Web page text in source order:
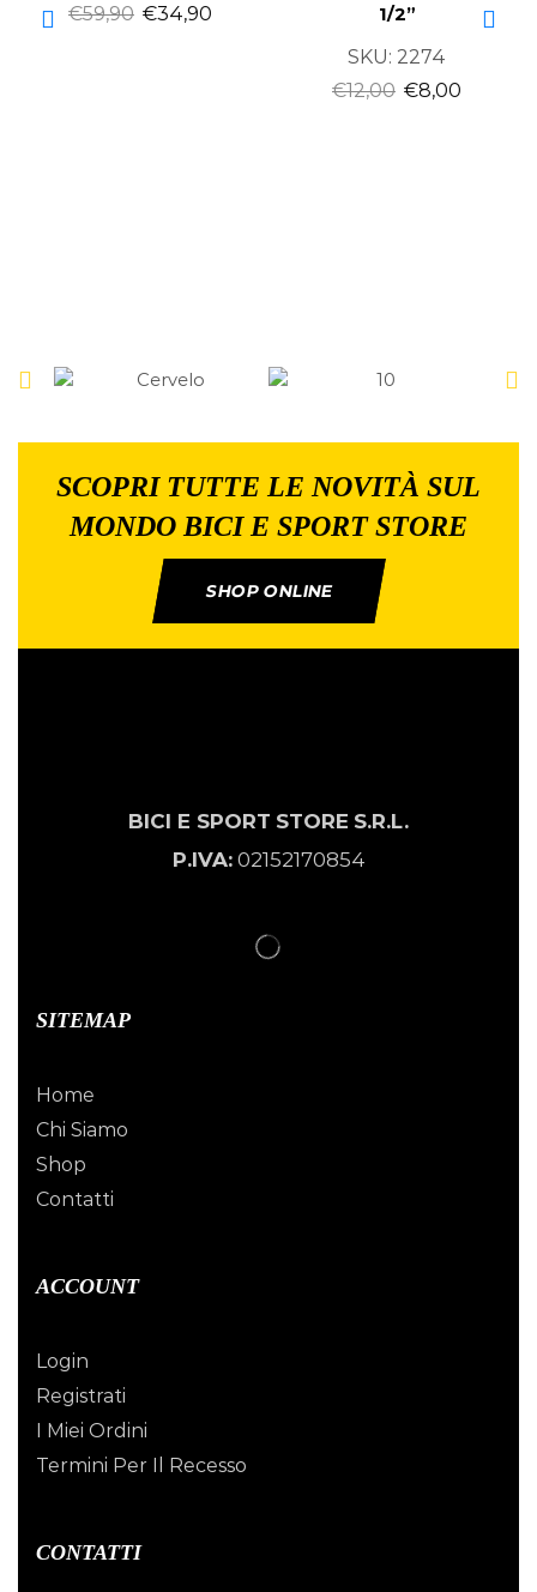
€59,90 €34,90
1/2”
SKU: 2274
€12,00 €8,00
SCOPRI TUTTE LE NOVITÀ SUL
MONDO BICI E SPORT STORE
SHOP ONLINE
BICI E SPORT STORE S.R.L.
P.IVA:02152170854
SITEMAP
Home
Chi Siamo
Shop
Contatti
ACCOUNT
Login
Registrati
I Miei Ordini
Termini Per Il Recesso
CONTATTI